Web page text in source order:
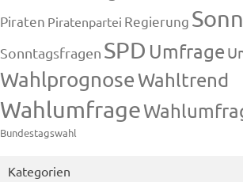
Piraten Piratenpartei Regierung
Sonntagsfragen SPD Umfrage
WahlprognoseWahltrend
Wahlumfrage
Bundestagswahl
Kategorien